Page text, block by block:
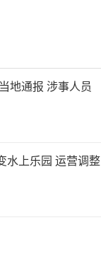
地通报 涉事人员
水上乐园 运营调整